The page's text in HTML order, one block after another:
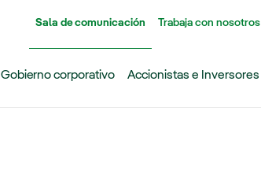
Sala de comunicación Trabaja con nosotros
Gobierno corporativo Accionistas e Inversores